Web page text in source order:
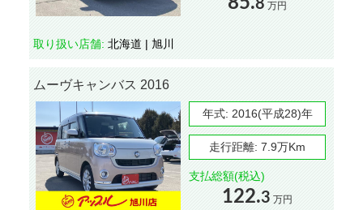
8 万円
取り扱い店舗: 北海道 | 旭川
ムーヴキャンバス 2016
年式: 2016(平成28)年
走行距離: 7.9万Km
支払総額(税込)
122.3 万円